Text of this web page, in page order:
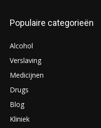
Populaire categorieën
Alcohol
Verslaving
Medicijnen
Drugs
Blog
Kliniek